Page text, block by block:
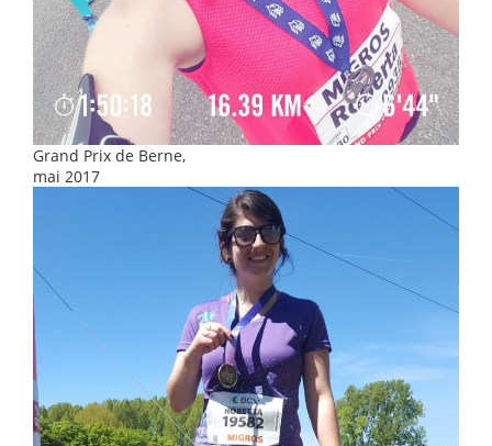
Grand Prix de Berne,
mai 2017